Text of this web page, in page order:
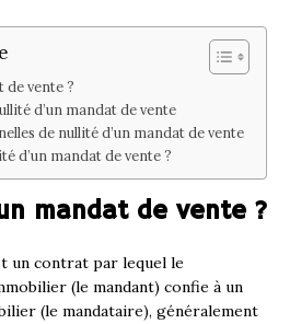
de vente ?
d’un mandat de vente
de nullité d’un mandat de vente
d’un mandat de vente ?
mandat de vente ?
un contrat par lequel le
(le mandant) confie à un
(le mandataire), généralement